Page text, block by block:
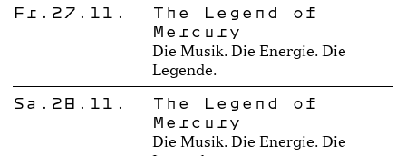
Fr.27.11.
The Legend of
Mercury
Die Musik. Die Energie. Die
Legende.
Sa.28.11.
The Legend of
Mercury
Die Musik. Die Energie. Die